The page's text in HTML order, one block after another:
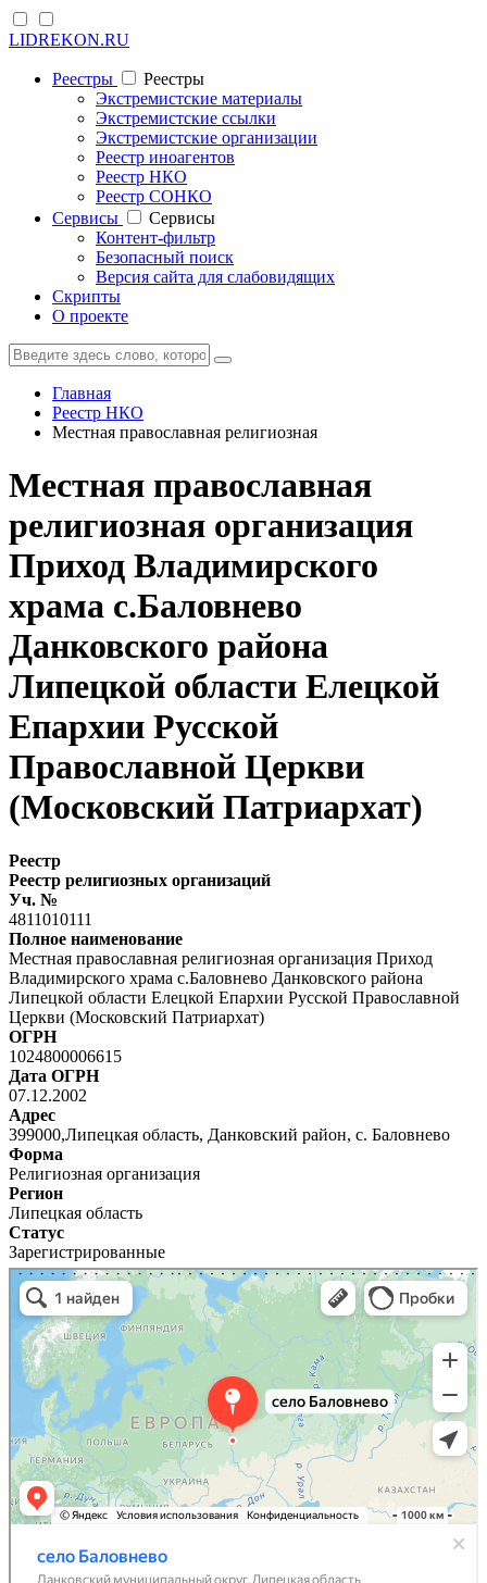
LIDREKON.RU
Реестры
Реестры
Экстремистские материалы
Экстремистские ссылки
Экстремистские организации
Реестр иноагентов
Реестр НКО
Реестр СОНКО
Cервисы
Cервисы
Контент-фильтр
Безопасный поиск
Версия сайта для слабовидящих
Скрипты
О проекте
Главная
Реестр НКО
Местная православная религиозная
Местная православная
религиозная организация
Приход Владимирского
храма с.Баловнево
Данковского района
Липецкой области Елецкой
Епархии Русской
Православной Церкви
(Московский Патриархат)
Реестр
Реестр религиозных организаций
Уч. №
4811010111
Полное наименование
Местная православная религиозная организация Приход
Владимирского храма с.Баловнево Данковского района
Липецкой области Елецкой Епархии Русской Православной
Церкви (Московский Патриархат)
ОГРН
1024800006615
Дата ОГРН
07.12.2002
Адрес
399000,Липецкая область, Данковский район, с. Баловнево
Форма
Религиозная организация
Регион
Липецкая область
Статус
Зарегистрированные